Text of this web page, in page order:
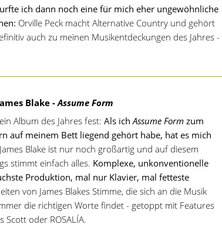
ich dann noch eine für mich eher ungewöhnliche
Orville Peck macht Alternative Country und gehört
auch zu meinen Musikentdeckungen des Jahres -
Blake -Assume Form
Album des Jahres fest:Als ichAssume Form zum
auf meinem Bett liegend gehört habe, hat es mich
James Blake ist nur noch großartig und auf diesem
stimmt einfach alles. Komplexe, unkonventionelle
Produktion, mal nur Klavier, mal fetteste
von James Blakes Stimme, die sich an die Musik
die richtigen Worte findet - getoppt mit Features
Scott oder ROSALÍA.